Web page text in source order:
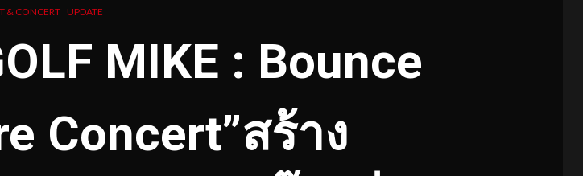
& CONCERT UPDATE
MIKE : Bounce
Concert”สร้าง